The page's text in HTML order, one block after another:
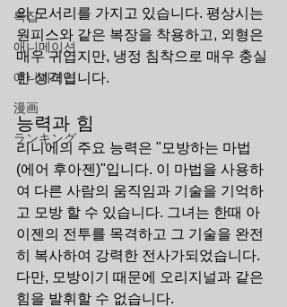
특집
애니메이션
애니메이션
漫画
ランキング
의 모서리를 가지고 있습니다. 평상시는
원피스와 같은 복장을 착용하고, 외형은
매우 귀엽지만, 냉정 침착으로 매우 충실
한 성격입니다.
능력과 힘
리니에의 주요 능력은 "모방하는 마법
(에어 후아젠)"입니다. 이 마법을 사용하
여 다른 사람의 움직임과 기술을 기억하
고 모방 할 수 있습니다. 그녀는 한때 아
이젠의 전투를 목격하고 그 기술을 완전
히 복사하여 강력한 전사가되었습니다.
다만, 모방이기 때문에 오리지널과 같은
힘을 발휘할 수 없습니다.